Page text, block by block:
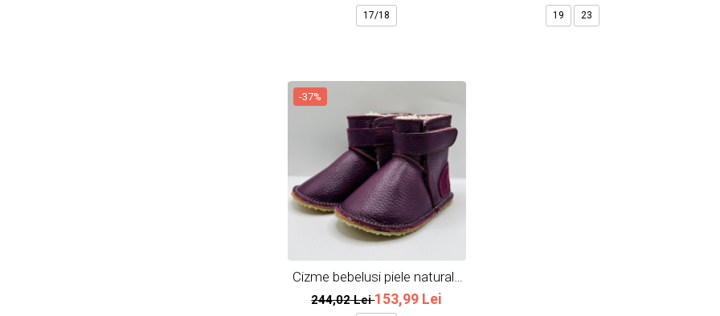
17/18 19 23
-37%
Cizme bebelusi piele naturala
Mov Inchis
244,02 Lei153,99 Lei